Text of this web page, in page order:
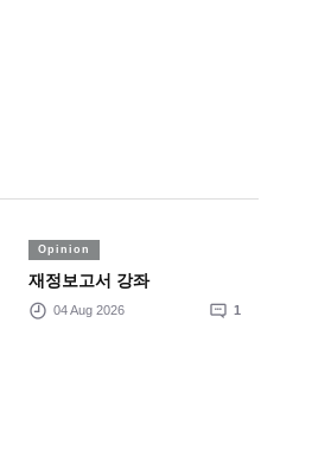
Opinion
재정보고서 강좌
04 Aug 2026 1